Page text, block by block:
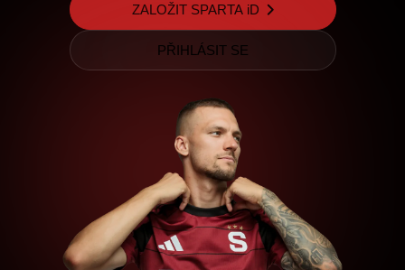
ZALOŽIT SPARTA iD
PŘIHLÁSIT SE